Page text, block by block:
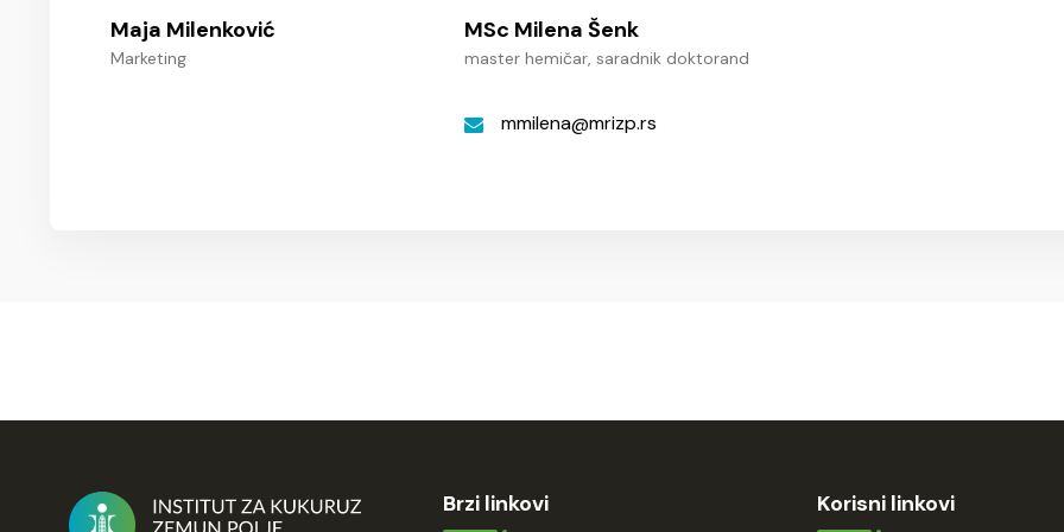
Maja Milenković
Marketing
MSc Milena Šenk
master hemičar, saradnik doktorand
mmilena mrizp.rs
Brzi linkovi Korisni linkovi